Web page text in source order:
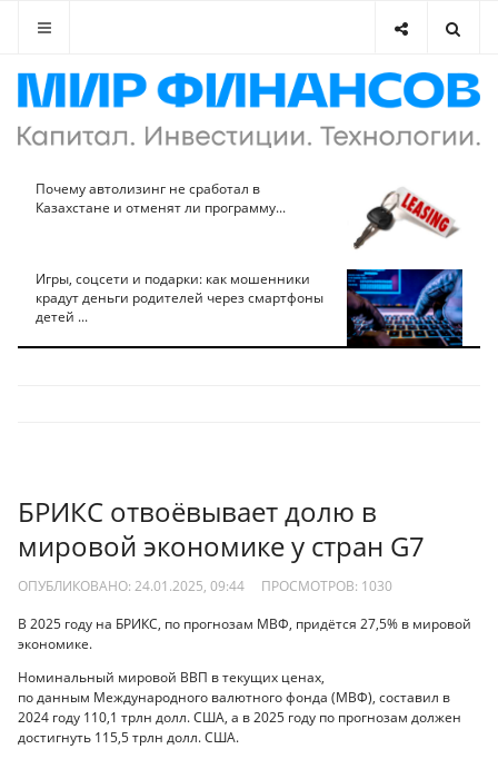
Почему автолизинг не сработал в
Казахстане и отменят ли программу...
Игры, соцсети и подарки: как мошенники
крадут деньги родителей через смартфоны
детей ...
БРИКС отвоёвывает долю в
мировой экономике у стран G7
ОПУБЛИКОВАНО: 24.01.2025, 09:44 ПРОСМОТРОВ: 1030
В 2025 году на БРИКС, по прогнозам МВФ, придётся 27,5% в мировой
экономике.
Номинальный мировой ВВП в текущих ценах,
по данным Международного валютного фонда (МВФ), составил в
2024 году 110,1 трлн долл. США, а в 2025 году по прогнозам должен
достигнуть 115,5 трлн долл. США.